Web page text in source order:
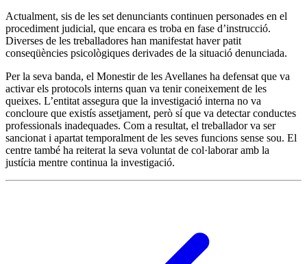
Actualment, sis de les set denunciants continuen personades en el
procediment judicial, que encara es troba en fase d’instrucció.
Diverses de les treballadores han manifestat haver patit
conseqüències psicològiques derivades de la situació denunciada.
Per la seva banda, el Monestir de les Avellanes ha defensat que va
activar els protocols interns quan va tenir coneixement de les
queixes. L’entitat assegura que la investigació interna no va
concloure que existís assetjament, però sí que va detectar conductes
professionals inadequades. Com a resultat, el treballador va ser
sancionat i apartat temporalment de les seves funcions sense sou. El
centre també ha reiterat la seva voluntat de col·laborar amb la
justícia mentre continua la investigació.